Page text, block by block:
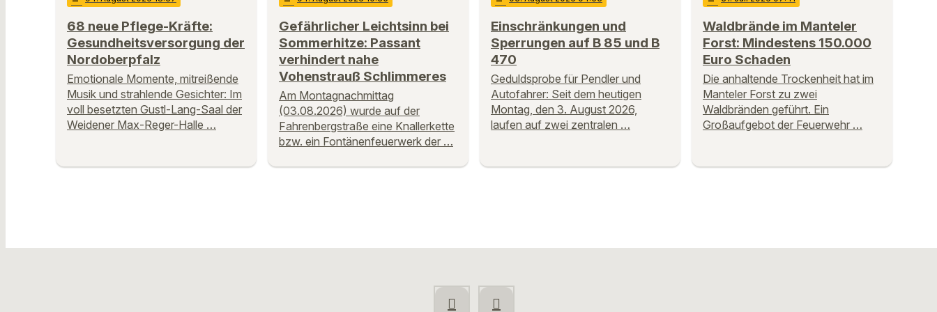
68 neue Pflege-Kräfte:
Gesundheitsversorgung der
Nordoberpfalz
Emotionale Momente, mitreißende
Musik und strahlende Gesichter: Im
voll besetzten Gustl-Lang-Saal der
Weidener Max-Reger-Halle …
Gefährlicher Leichtsinn bei
Sommerhitze: Passant
verhindert nahe
Vohenstrauß Schlimmeres
Am Montagnachmittag
(03.08.2026) wurde auf der
Fahrenbergstraße eine Knallerkette
bzw. ein Fontänenfeuerwerk der …
Einschränkungen und
Sperrungen auf B 85 und B
470
Geduldsprobe für Pendler und
Autofahrer: Seit dem heutigen
Montag, den 3. August 2026,
laufen auf zwei zentralen …
Waldbrände im Manteler
Forst: Mindestens 150.000
Euro Schaden
Die anhaltende Trockenheit hat im
Manteler Forst zu zwei
Waldbränden geführt. Ein
Großaufgebot der Feuerwehr …